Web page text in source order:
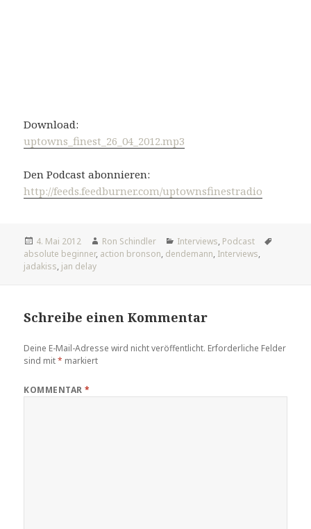
Download:
uptowns_finest_26_04_2012.mp3
Den Podcast abonnieren:
http://feeds.feedburner.com/uptownsfinestradio
Veröffentlicht
am
4. Mai 2012 Autor
Ron Schindler Kategorien
Interviews, Podcast
absolute beginner, action bronson, dendemann, Interviews,
jadakiss, jan delay
Schreibe einen Kommentar
Deine E-Mail-Adresse wird nicht veröffentlicht. Erforderliche Felder
sind mit* markiert
KOMMENTAR*